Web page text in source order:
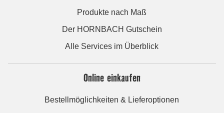
Produkte nach Maß
Der HORNBACH Gutschein
Alle Services im Überblick
Online einkaufen
Bestellmöglichkeiten & Lieferoptionen